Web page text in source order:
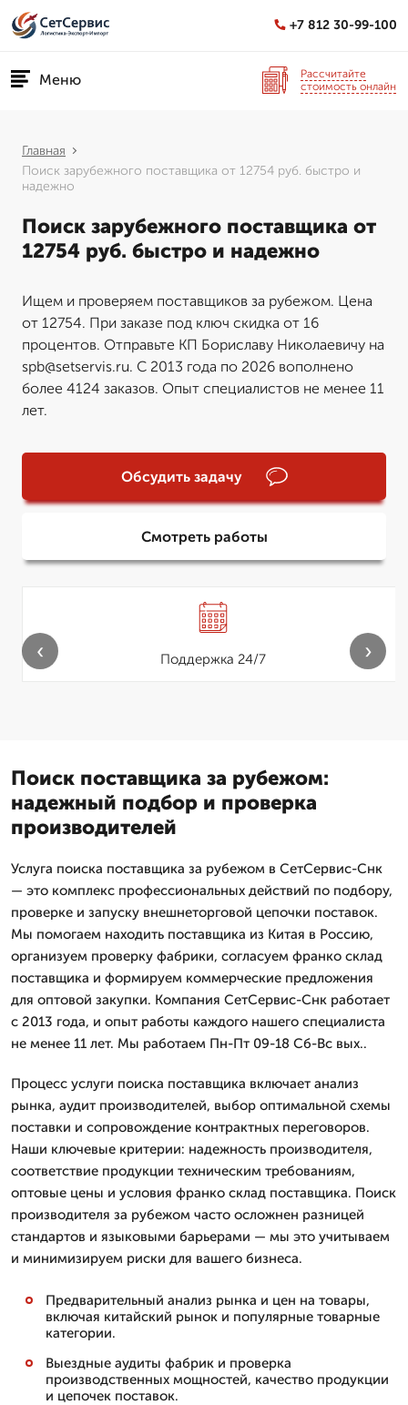
+7 812 30-99-100
Меню
Рассчитайте
стоимость онлайн
Главная
Поиск зарубежного поставщика от 12754 руб. быстро и
надежно
Поиск зарубежного поставщика от
12754 руб. быстро и надежно
Ищем и проверяем поставщиков за рубежом. Цена
от 12754. При заказе под ключ скидка от 16
процентов. Отправьте КП Бориславу Николаевичу на
spb@setservis.ru. С 2013 года по 2026 вополнено
более 4124 заказов. Опыт специалистов не менее 11
лет.
Обсудить задачу
Смотреть работы
Поддержка 24/7
‹ ›
Поиск поставщика за рубежом:
надежный подбор и проверка
производителей
Услуга поиска поставщика за рубежом в СетСервис-Снк
— это комплекс профессиональных действий по подбору,
проверке и запуску внешнеторговой цепочки поставок.
Мы помогаем находить поставщика из Китая в Россию,
организуем проверку фабрики, согласуем франко склад
поставщика и формируем коммерческие предложения
для оптовой закупки. Компания СетСервис-Снк работает
с 2013 года, и опыт работы каждого нашего специалиста
не менее 11 лет. Мы работаем Пн-Пт 09-18 Сб-Вс вых..
Процесс услуги поиска поставщика включает анализ
рынка, аудит производителей, выбор оптимальной схемы
поставки и сопровождение контрактных переговоров.
Наши ключевые критерии: надежность производителя,
соответствие продукции техническим требованиям,
оптовые цены и условия франко склад поставщика. Поиск
производителя за рубежом часто осложнен разницей
стандартов и языковыми барьерами — мы это учитываем
и минимизируем риски для вашего бизнеса.
Предварительный анализ рынка и цен на товары,
включая китайский рынок и популярные товарные
категории.
Выездные аудиты фабрик и проверка
производственных мощностей, качество продукции
и цепочек поставок.